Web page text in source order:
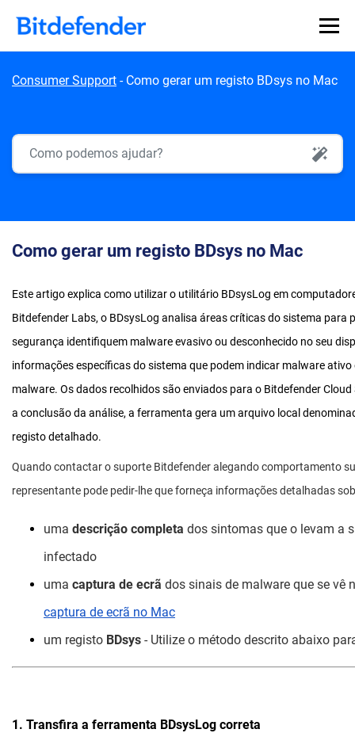
Consumer Support - Como gerar um registo BDsys no Mac
Como gerar um registo BDsys no Mac
Este artigo explica como utilizar o utilitário BDsysLog em
Bitdefender Labs, o BDsysLog analisa áreas críticas do sistema para
segurança identifiquem malware evasivo ou desconhecido no seu
informações específicas do sistema que podem indicar malware
malware. Os dados recolhidos são enviados para o Bitdefender
a conclusão da análise, a ferramenta gera um arquivo local
registo detalhado.
Quando contactar o suporte Bitdefender alegando comportamento
representante pode pedir-lhe que forneça informações detalhadas
uma descrição completa dos sintomas que o levam a
infectado
uma captura de ecrã dos sinais de malware que se vê
captura de ecrã no Mac
um registo BDsys - Utilize o método descrito abaixo
1. Transfira a ferramenta BDsysLog correta